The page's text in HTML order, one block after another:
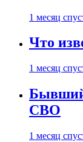
1 месяц
Что
1 месяц
Бывший
СВО
1 месяц